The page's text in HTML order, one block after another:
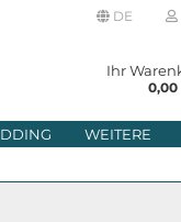
DE
Ihr
0,00
WEITERE